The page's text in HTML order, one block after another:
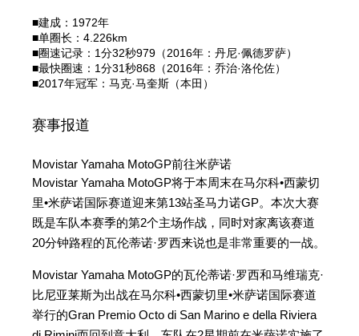
■建成：1972年
■单圈长：4.226km
■圈速记录：1分32秒979（2016年：丹尼·佩德罗萨）
■最快圈速：1分31秒868（2016年：乔治·洛伦佐）
■2017年冠军：马克·马奎斯（本田）
赛事报道
Movistar Yamaha MotoGP前往米萨诺
Movistar Yamaha MotoGP将于本周末在马尔科•西蒙切
里•米萨诺国际赛道迎来第13站圣马力诺GP。本次大赛
既是车队本赛季的第2个主场作战，同时对家离该赛道
20分钟路程的瓦伦蒂诺·罗西来说也是非常重要的一战。
Movistar Yamaha MotoGP的瓦伦蒂诺·罗西和马维瑞克·
比尼亚莱斯为出战在马尔科•西蒙切里•米萨诺国际赛道
举行的Gran Premio Octo di San Marino e della Riviera